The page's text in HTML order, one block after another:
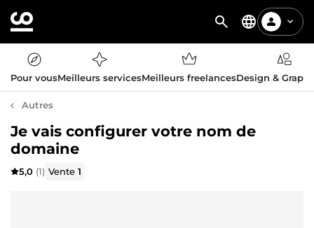
Pour vousMeilleurs servicesMeilleurs freelancesDesign &
Autres
Je vais configurer votre nom de
domaine
5,0 (1) Vente1